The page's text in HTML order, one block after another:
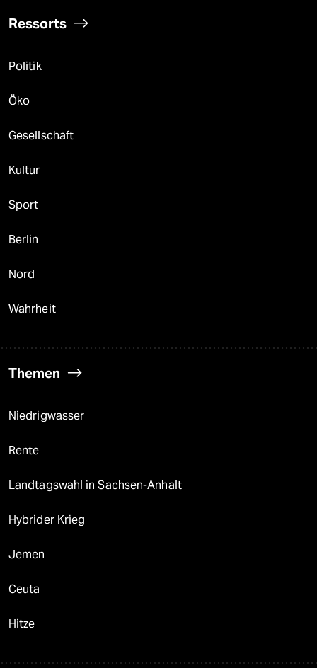
Ressorts
Politik
Öko
Gesellschaft
Kultur
Sport
Berlin
Nord
Wahrheit
Themen
Niedrigwasser
Rente
Landtagswahl in Sachsen-Anhalt
Hybrider Krieg
Jemen
Ceuta
Hitze